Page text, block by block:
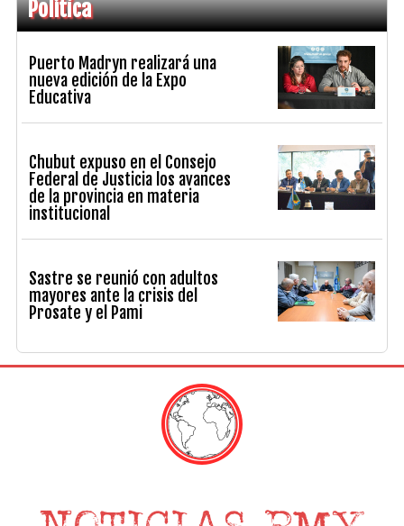
Política
Puerto Madryn realizará una
nueva edición de la Expo
Educativa
Chubut expuso en el Consejo
Federal de Justicia los avances
de la provincia en materia
institucional
Sastre se reunió con adultos
mayores ante la crisis del
Prosate y el Pami